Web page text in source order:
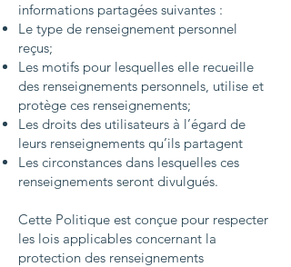
informations partagées suivantes :
Le type de renseignement personnel
reçus;
Les motifs pour lesquelles elle recueille
des renseignements personnels, utilise et
protège ces renseignements;
Les droits des utilisateurs à l’égard de
leurs renseignements qu’ils partagent
Les circonstances dans lesquelles ces
renseignements seront divulgués.
Cette Politique est conçue pour respecter
les lois applicables concernant la
protection des renseignements